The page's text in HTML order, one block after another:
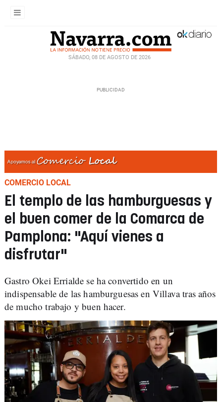
SÁBADO, 08 DE AGOSTO DE 2026
COMERCIO LOCAL
El templo de las hamburguesas y
el buen comer de la Comarca de
Pamplona: "Aquí vienes a
disfrutar"
Gastro Okei Errialde se ha convertido en un
indispensable de las hamburguesas en Villava tras años
de mucho trabajo y buen hacer.